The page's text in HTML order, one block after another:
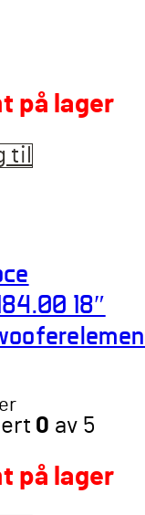
på lager
til
18″
0 av 5
på lager